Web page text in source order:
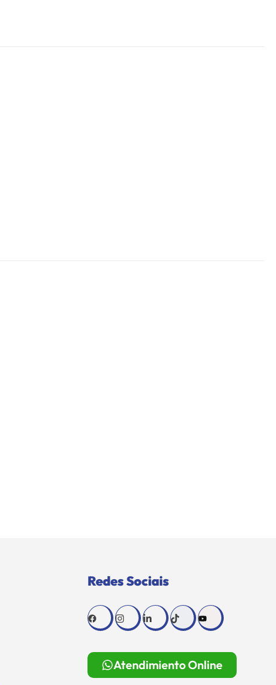
Redes Sociais
Atendimiento Online